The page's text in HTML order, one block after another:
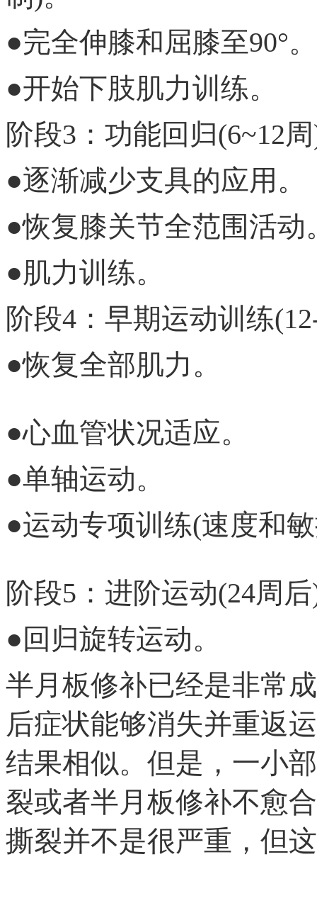
●完全伸膝和屈膝至90°。
●开始下肢肌力训练。
阶段3：功能回归(6~12
●逐渐减少支具的应用。
●恢复膝关节全范围活动
●肌力训练。
阶段4：早期运动训练
●恢复全部肌力。
●心血管状况适应。
●单轴运动。
●运动专项训练(速度和
阶段5：进阶运动(24周
●回归旋转运动。
半月板修补已经是非常
后症状能够消失并重返
结果相似。但是，一小
裂或者半月板修补不愈
撕裂并不是很严重，但